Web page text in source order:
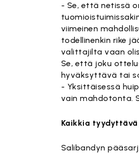
- Se, että netissä
viimeinen
todellinenkin rike
valittajilta vaan
Se, että joku
hyväksyttävä tai
- Yksittäisessä
vain mahdotonta.
Kaikkia
Salibandyn